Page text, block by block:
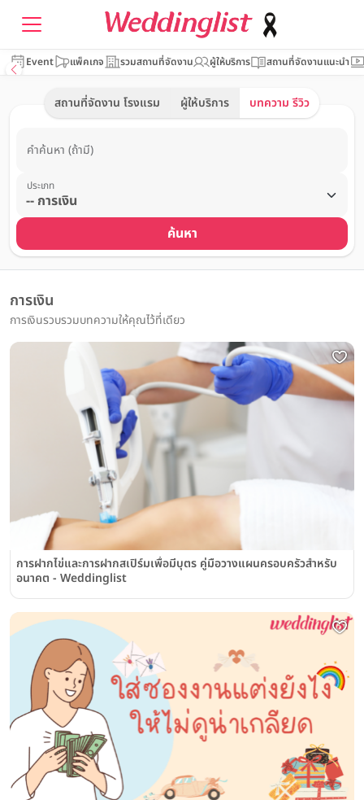
Event แพ็คเกจ รวมสถานที่จัดงาน ผู้ให้บริการ สถานที่จัดงานแนะนำ
สถานที่จัดงาน โรงแรม ผู้ให้บริการ บทความ รีวิว
คำค้นหา (ถ้ามี)
ประเภท
ค้นหา
การเงิน
การเงินรวบรวมบทความให้คุณไว้ที่เดียว
การฝากไข่และการฝากสเปิร์มเพื่อมีบุตร คู่มือวางแผนครอบครัวสำหรับ
อนาคต - Weddinglist